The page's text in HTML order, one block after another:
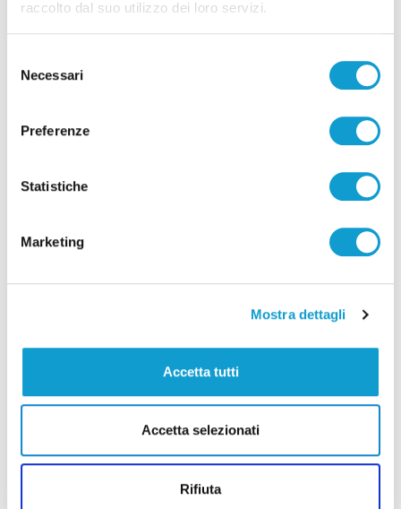
raccolto dal suo utilizzo dei loro servizi.
delNecessari
Preferenze
Statistiche
Marketing
Mostra dettagli
Accetta tutti
Accetta selezionati
Rifiuta
droga nel carcere di Marino del Tronto